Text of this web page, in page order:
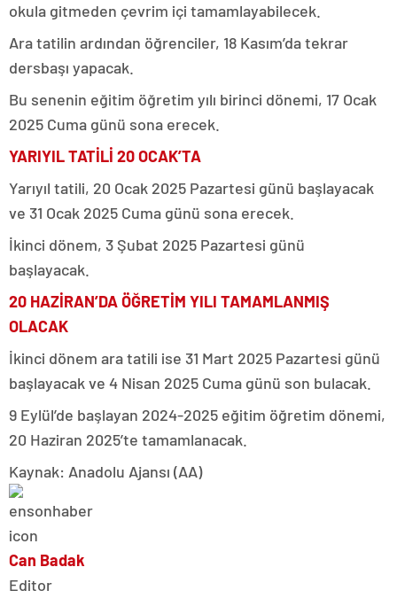
okula gitmeden çevrim içi tamamlayabilecek.
Ara tatilin ardından öğrenciler, 18 Kasım’da tekrar
dersbaşı yapacak.
Bu senenin eğitim öğretim yılı birinci dönemi, 17 Ocak
2025 Cuma günü sona erecek.
YARIYIL TATİLİ 20 OCAK’TA
Yarıyıl tatili, 20 Ocak 2025 Pazartesi günü başlayacak
ve 31 Ocak 2025 Cuma günü sona erecek.
İkinci dönem, 3 Şubat 2025 Pazartesi günü
başlayacak.
20 HAZİRAN’DA ÖĞRETİM YILI TAMAMLANMIŞ
OLACAK
İkinci dönem ara tatili ise 31 Mart 2025 Pazartesi günü
başlayacak ve 4 Nisan 2025 Cuma günü son bulacak.
9 Eylül’de başlayan 2024-2025 eğitim öğretim dönemi,
20 Haziran 2025’te tamamlanacak.
Kaynak: Anadolu Ajansı (AA)
Can Badak
Editor